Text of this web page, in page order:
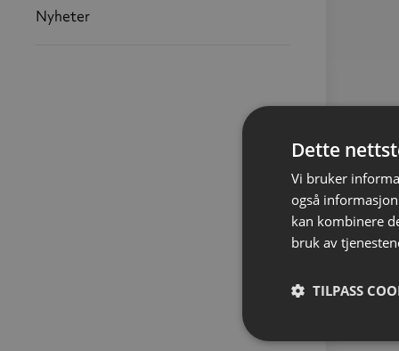
Nyheter
Dette
Vi bruker
også
kan kombinere
bruk av
TILPASS